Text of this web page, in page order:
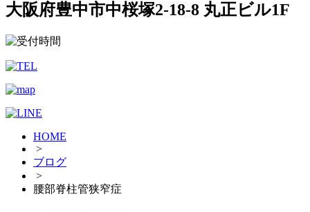
大阪府豊中市中桜塚2-18-8 丸正ビル1F
HOME
>
ブログ
>
腰部脊柱管狭窄症